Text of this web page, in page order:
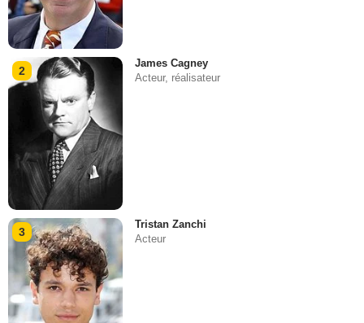
2
James Cagney
Acteur, réalisateur
3
Tristan Zanchi
Acteur